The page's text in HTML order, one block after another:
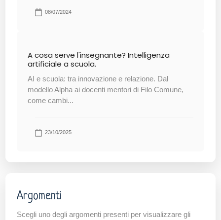
08/07/2024
A cosa serve l'insegnante? Intelligenza
artificiale a scuola.
AI e scuola: tra innovazione e relazione. Dal
modello Alpha ai docenti mentori di Filo Comune,
come cambi...
23/10/2025
Argomenti
Scegli uno degli argomenti presenti per visualizzare gli